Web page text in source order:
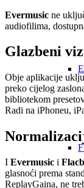
Evermusic ne
audiofilima,
Glazbeni
Obje aplikacije
preko cijelog
bibliotekom
Radi na iPhoneu,
I Evermusic i
glasnoći prema
ReplayGaina, ne